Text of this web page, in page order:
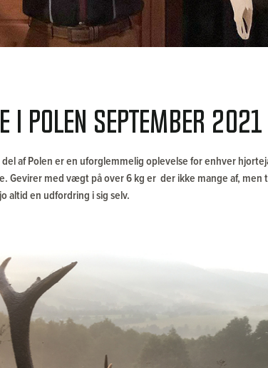
i Polen september 2021
af Polen er en uforglemmelig oplevelse for enhver
Gevirer med vægt på over 6 kg er der ikke mange af,
altid en udfordring i sig selv.